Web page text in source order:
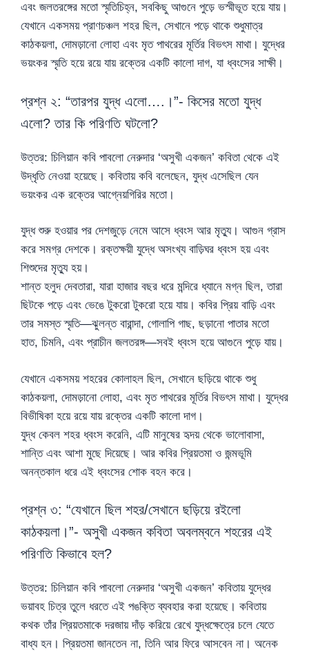
এবং জলতরঙ্গের মতো স্মৃতিচিহ্ন, সবকিছু আগুনে পুড়ে ভস্মীভূত হয়ে যায়।
যেখানে একসময় প্রাণচঞ্চল শহর ছিল, সেখানে পড়ে থাকে শুধুমাত্র
কাঠকয়লা, দোমড়ানো লোহা এবং মৃত পাথরের মূর্তির বিভৎস মাথা। যুদ্ধের
ভয়ংকর স্মৃতি হয়ে রয়ে যায় রক্তের একটি কালো দাগ, যা ধ্বংসের সাক্ষী।
প্রশ্ন ২: “তারপর যুদ্ধ এলো….।”- কিসের মতো যুদ্ধ
এলো? তার কি পরিণতি ঘটলো?
উত্তর: চিলিয়ান কবি পাবলো নেরুদার ‘অসুখী একজন’ কবিতা থেকে এই
উদ্ধৃতি নেওয়া হয়েছে। কবিতায় কবি বলেছেন, যুদ্ধ এসেছিল যেন
ভয়ংকর এক রক্তের আগ্নেয়গিরির মতো।
যুদ্ধ শুরু হওয়ার পর দেশজুড়ে নেমে আসে ধ্বংস আর মৃত্যু। আগুন গ্রাস
করে সমগ্র দেশকে। রক্তক্ষয়ী যুদ্ধে অসংখ্য বাড়িঘর ধ্বংস হয় এবং
শিশুদের মৃত্যু হয়।
শান্ত হলুদ দেবতারা, যারা হাজার বছর ধরে মন্দিরে ধ্যানে মগ্ন ছিল, তারা
ছিটকে পড়ে এবং ভেঙে টুকরো টুকরো হয়ে যায়। কবির প্রিয় বাড়ি এবং
তার সমস্ত স্মৃতি—ঝুলন্ত বারান্দা, গোলাপি গাছ, ছড়ানো পাতার মতো
হাত, চিমনি, এবং প্রাচীন জলতরঙ্গ—সবই ধ্বংস হয়ে আগুনে পুড়ে যায়।
যেখানে একসময় শহরের কোলাহল ছিল, সেখানে ছড়িয়ে থাকে শুধু
কাঠকয়লা, দোমড়ানো লোহা, এবং মৃত পাথরের মূর্তির বিভৎস মাথা। যুদ্ধের
বিভীষিকা হয়ে রয়ে যায় রক্তের একটি কালো দাগ।
যুদ্ধ কেবল শহর ধ্বংস করেনি, এটি মানুষের হৃদয় থেকে ভালোবাসা,
শান্তি এবং আশা মুছে দিয়েছে। আর কবির প্রিয়তমা ও জন্মভূমি
অনন্তকাল ধরে এই ধ্বংসের শোক বহন করে।
প্রশ্ন ৩: “যেখানে ছিল শহর/সেখানে ছড়িয়ে রইলো
কাঠকয়লা।”- অসুখী একজন কবিতা অবলম্বনে শহরের এই
পরিণতি কিভাবে হল?
উত্তর: চিলিয়ান কবি পাবলো নেরুদার ‘অসুখী একজন’ কবিতায় যুদ্ধের
ভয়াবহ চিত্র তুলে ধরতে এই পঙক্তি ব্যবহার করা হয়েছে। কবিতায়
কথক তাঁর প্রিয়তমাকে দরজায় দাঁড় করিয়ে রেখে যুদ্ধক্ষেত্রে চলে যেতে
বাধ্য হন। প্রিয়তমা জানতেন না, তিনি আর ফিরে আসবেন না। অনেক